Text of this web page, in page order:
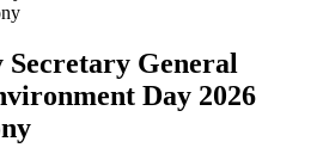
General
Day 2026